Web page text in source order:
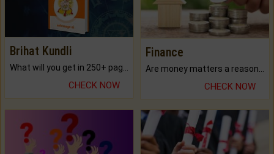
Brihat Kundli
CHECK NOW
Finance
CHECK NOW